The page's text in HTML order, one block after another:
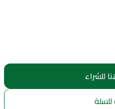
للشراء